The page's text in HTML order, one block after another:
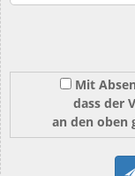
Mit
dass der
an den oben